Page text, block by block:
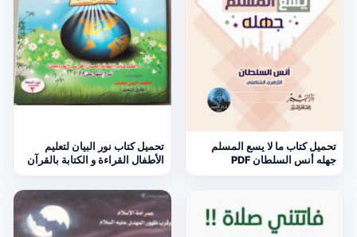
تحميل كتاب ما لا يسع المسلم
جهله أنس السلطان PDF
تحميل كتاب نور البيان لتعليم
الأطفال القراءة و الكتابة بالقرآن